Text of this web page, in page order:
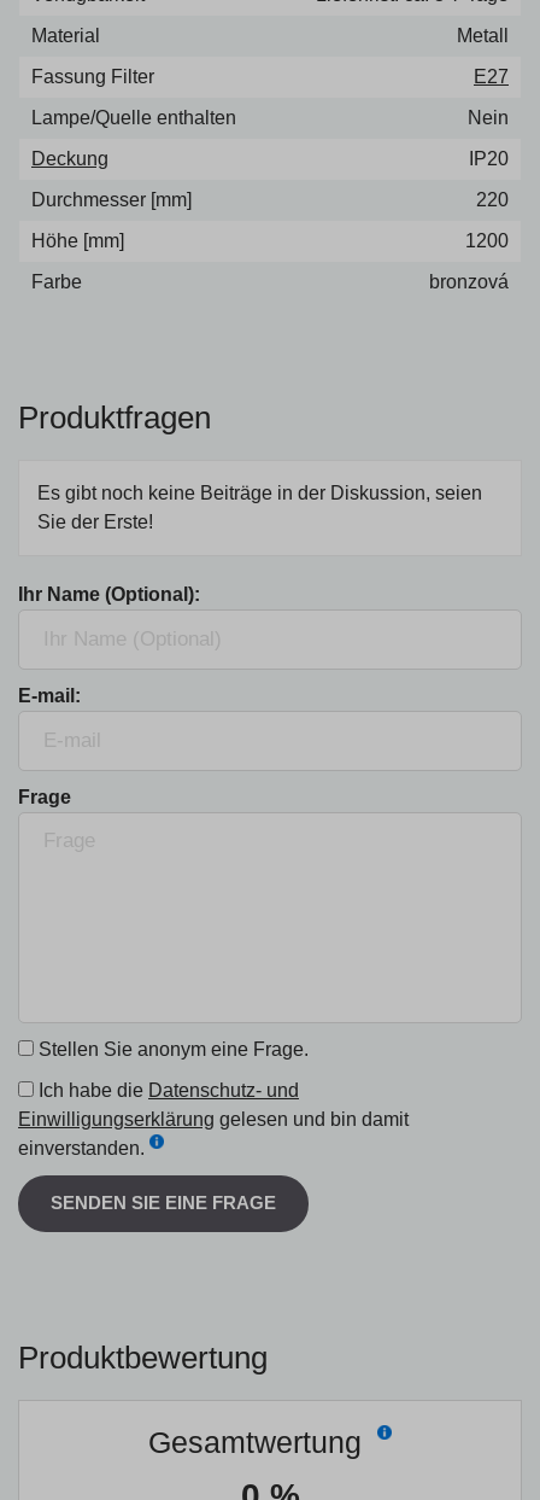
Material
Metall
Fassung Filter
E27
Lampe/Quelle enthalten
Nein
Deckung
IP20
Durchmesser [mm]
220
Höhe [mm]
1200
Farbe
bronzová
Produktfragen
Es gibt noch keine Beiträge in der Diskussion, seien
Sie der Erste!
Ihr Name (Optional):
E-mail:
Frage
Stellen Sie anonym eine Frage.
Ich habe die Datenschutz- und
Einwilligungserklärung gelesen und bin damit
einverstanden.
SENDEN SIE EINE FRAGE
Produktbewertung
Gesamtwertung